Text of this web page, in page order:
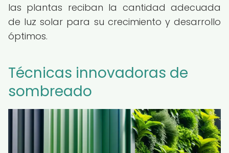
las plantas reciban la cantidad adecuada
de luz solar para su crecimiento y desarrollo
óptimos.
Técnicas innovadoras de
sombreado